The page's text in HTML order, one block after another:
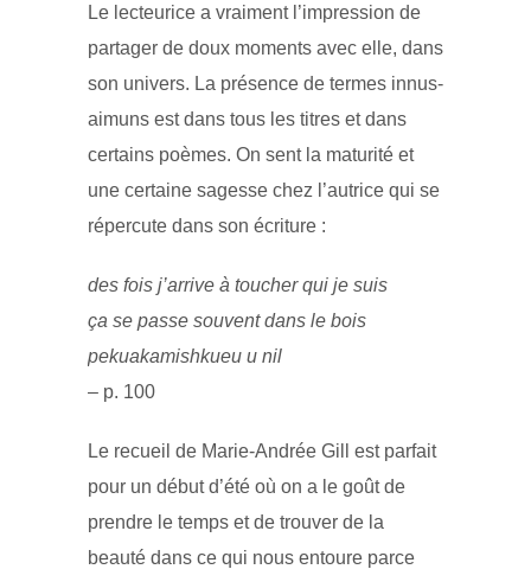
Le lecteurice a vraiment l’impression de
partager de doux moments avec elle, dans
son univers. La présence de termes innus-
aimuns est dans tous les titres et dans
certains poèmes. On sent la maturité et
une certaine sagesse chez l’autrice qui se
répercute dans son écriture :
des fois j’arrive à toucher qui je suis
ça se passe souvent dans le bois
pekuakamishkueu u nil
– p. 100
Le recueil de Marie-Andrée Gill est parfait
pour un début d’été où on a le goût de
prendre le temps et de trouver de la
beauté dans ce qui nous entoure parce